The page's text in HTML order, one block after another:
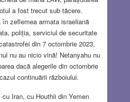
a fost trecut sub tăcere.
zeflemea armata israeliană
poliția, serviciul de securitate
din 7 octombrie 2023,
nu au nicio vină! Netanyahu nu
dacă alegerile din octombrie
continuării războiului.
Iran, cu Houthii din Yemen